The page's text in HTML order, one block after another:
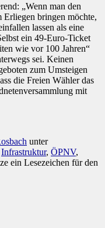
„Wenn man den
Erliegen bringen möchte,
lassen als eine
ein 49-Euro-Ticket
wie vor 100 Jahren“
sei. Keinen
zum Umsteigen
die Freien Wähler das
mit
unter
Infrastruktur, ÖPNV,
ein Lesezeichen für den